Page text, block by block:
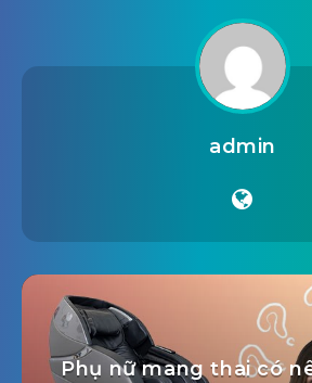
admin
Phụ nữ mang thai có